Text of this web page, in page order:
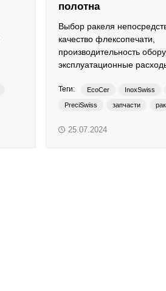
полотна
Выбор ракеля
качество флексопечати,
производительность
эксплуатационные
Теги: EcoCer InoxSwiss
PreciSwiss запчасти
25.07.2024